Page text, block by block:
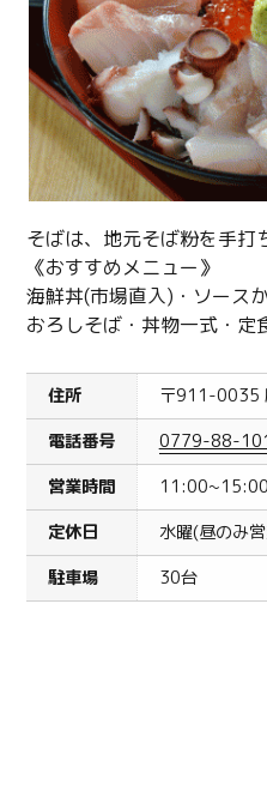
そばは、地元そば粉を手打
《おすすめメニュー》
海鮮丼(市場直入)・ソース
おろしそば・丼物一式・定
住所
〒911-0035
電話番号
0779-88-
営業時間
定休日
水曜(昼のみ
駐車場
30台